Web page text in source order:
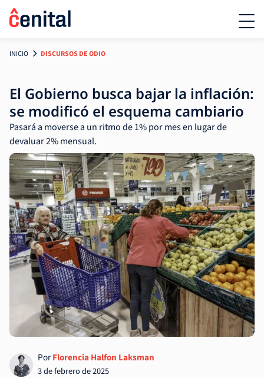
INICIO DISCURSOS DE ODIO
El Gobierno busca bajar la inflación:
se modificó el esquema cambiario
Pasará a moverse a un ritmo de 1% por mes en lugar de
devaluar 2% mensual.
PorFlorencia Halfon Laksman
3 de febrero de 2025